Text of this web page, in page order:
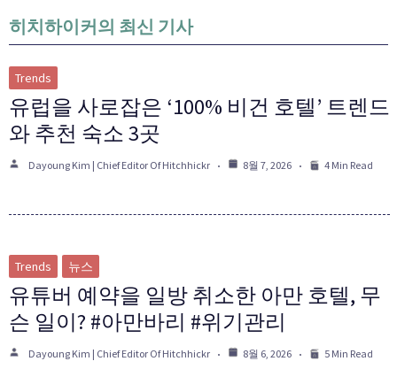
히치하이커의 최신 기사
Trends
유럽을 사로잡은 ‘100% 비건 호텔’ 트렌드
와 추천 숙소 3곳
Dayoung Kim | Chief Editor Of Hitchhickr 8월 7, 2026 4 Min Read
Trends 뉴스
유튜버 예약을 일방 취소한 아만 호텔, 무
슨 일이? #아만바리 #위기관리
Dayoung Kim | Chief Editor Of Hitchhickr 8월 6, 2026 5 Min Read